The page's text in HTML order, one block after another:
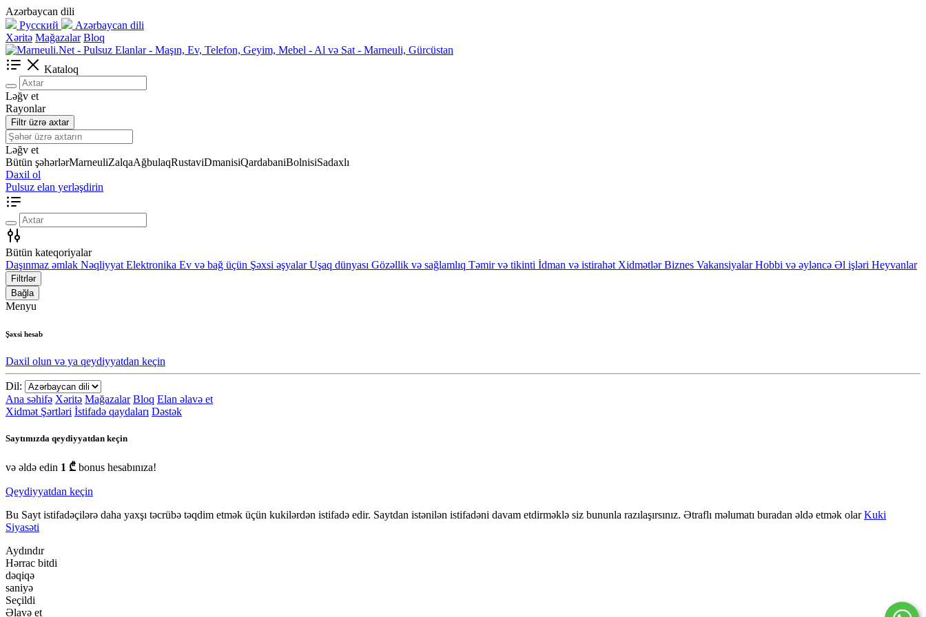
Azərbaycan dili
Русский
Azərbaycan dili
Xəritə Mağazalar Bloq
Kataloq
Ləğv et
Rayonlar
Filtr üzrə axtar
Ləğv et
Bütün şəhərlərMarneuliZalqaAğbulaqRustaviDmanisiQardabaniBolnisiSadaxlı
Daxil ol
Pulsuz elan yerləşdirin
Bütün kateqoriyalar
Daşınmaz əmlak Nəqliyyat Elektronika Ev və bağ üçün Şəxsi əşyalar Uşaq dünyası Gözəllik və sağlamlıq Təmir və tikinti İdman və istirahət Xidmətlər Biznes Vakansiyalar Hobbi və əyləncə Əl işləri Heyvanlar
Filtrlər
Bağla
Menyu
Şəxsi hesab
Daxil olun və ya qeydiyyatdan keçin
Dil:
Ana səhifə Xəritə Mağazalar Bloq Elan əlavə et
Xidmət Şərtləri İstifadə qaydaları Dəstək
Saytımızda qeydiyyatdan keçin
və əldə edin 1 ₾ bonus hesabınıza!
Qeydiyyatdan keçin
Bu Sayt istifadəçilərə daha yaxşı təcrübə təqdim etmək üçün kukilərdən istifadə edir. Saytdan istənilən istifadəni davam etdirməklə siz bununla razılaşırsınız. Ətraflı məlumatı buradan əldə etmək olarKuki
Siyasəti
Aydındır
Hərrac bitdi
dəqiqə
saniyə
Seçildi
Əlavə et